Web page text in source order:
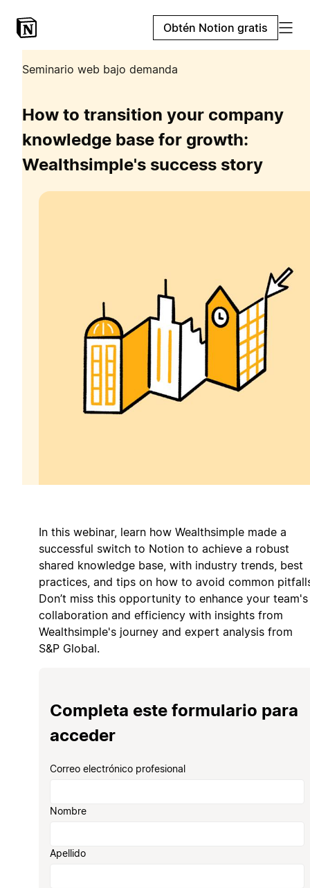
Obtén Notion gratis
Seminario web bajo demanda
How to transition your company
knowledge base for growth:
Wealthsimple's success story
In this webinar, learn how Wealthsimple made a
successful switch to Notion to achieve a robust
shared knowledge base, with industry trends, best
practices, and tips on how to avoid common
Don’t miss this opportunity to enhance your team's
collaboration and efficiency with insights from
Wealthsimple's journey and expert analysis from
S&P Global.
Completa este formulario para
acceder
Correo electrónico profesional
Nombre
Apellido